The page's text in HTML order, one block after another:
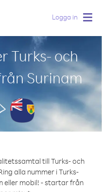
Logga in
Turks- och
Surinam
till Turks- och
alla nummer i Turks-
eller mobil! - startar från